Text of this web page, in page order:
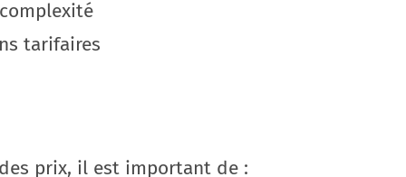
tarifaires
prix, il est important de :